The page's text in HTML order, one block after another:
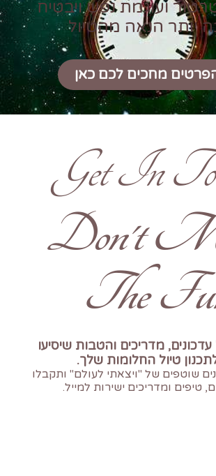
ועוגמת נפש ויבטיח
יותר הנאה מהטיול
מחכים לכם כאן
Get In
!Don't
The